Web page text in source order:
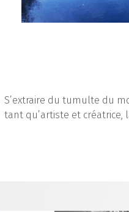
S’extraire du tumulte du
tant qu’artiste et créatrice,